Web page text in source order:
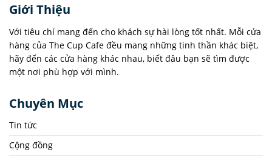
Giới Thiệu
Với tiêu chí mang đến cho khách sự hài lòng tốt nhất. Mỗi cửa
hàng của The Cup Cafe đều mang những tinh thần khác biệt,
hãy đến các cửa hàng khác nhau, biết đâu bạn sẽ tìm được
một nơi phù hợp với mình.
Chuyên Mục
Tin tức
Cộng đồng